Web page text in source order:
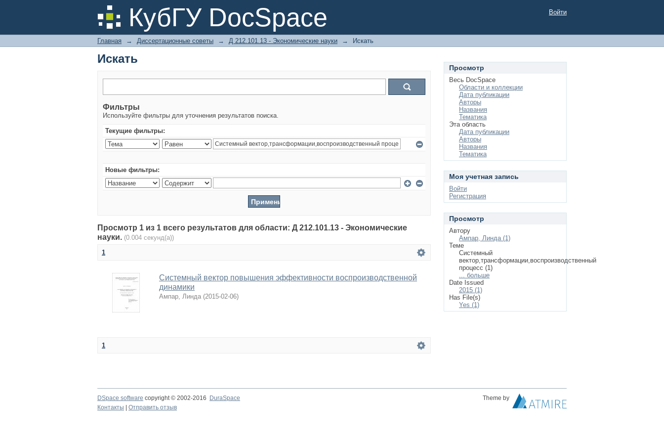
КубГУ DocSpace
Искать Войти
Главная → Диссертационные советы → Д 212.101.13 - Экономические науки → Искать
Искать
Фильтры
Используйте фильтры для уточнения результатов поиска.
Текущие фильтры:
Новые фильтры:
Просмотр 1 из 1 всего результатов для области: Д 212.101.13 - Экономические
науки. (0.004 секунд(а))
1
Системный вектор повышения эффективности воспроизводственной
динамики
Ампар, Линда (2015-02-06)
1
Просмотр
Весь DocSpace
Области и коллекции
Дата публикации
Авторы
Названия
Тематика
Эта область
Дата публикации
Авторы
Названия
Тематика
Моя учетная запись
Войти
Регистрация
Просмотр
Автору
Ампар, Линда (1)
Теме
Системный
вектор,трансформации,воспроизводственный
процесс (1)
... больше
Date Issued
2015 (1)
Has File(s)
Yes (1)
DSpace software copyright © 2002-2016 DuraSpace
Theme by
Контакты
Отправить отзыв